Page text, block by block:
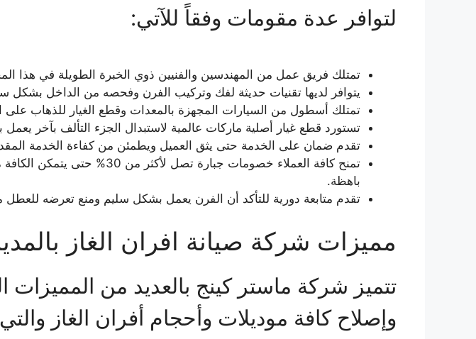
لتوافر عدة مقومات وفقاً للآتي:
تمتلك فريق عمل من المهندسين والفنيين ذوي الخبرة الطويلة في هذا
يتوافر لديها تقنيات حديثة لفك وتركيب الفرن وفحصه من الداخل
تمتلك أسطول من السيارات المجهزة بالمعدات وقطع الغيار للذهاب على
تستورد قطع غيار أصلية ماركات عالمية لاستبدال الجزء التألف بآخر
تقدم ضمان على الخدمة حتى يثق العميل ويطمئن من كفاءة الخدمة
تمنح كافة العملاء خصومات
باهظة.
تقدم متابعة دورية للتأكد أن الفرن يعمل بشكل سليم ومنع تعرضه
مميزات شركة صيانة افران الغاز
تتميز شركة ماستر كينج بالعديد من
وإصلاح كافة موديلات وأحجام أفران الغاز